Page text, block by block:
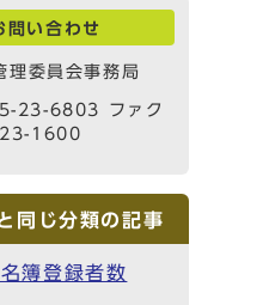
問い合わせ
理委員会事務局
23-6803 ファク
1600
同じ分類の記事
簿登録者数